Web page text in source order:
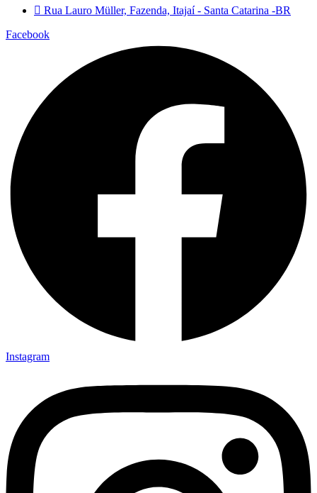
Rua Lauro Müller, Fazenda, Itajaí - Santa Catarina -BR
Facebook
Instagram